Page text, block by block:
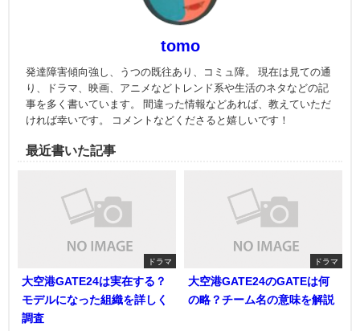
tomo
発達障害傾向強し、うつの既往あり、コミュ障。 現在は見ての通
り、ドラマ、映画、アニメなどトレンド系や生活のネタなどの記
事を多く書いています。 間違った情報などあれば、教えていただ
ければ幸いです。 コメントなどくださると嬉しいです！
最近書いた記事
ドラマ
大空港GATE24は実在する？
モデルになった組織を詳しく
調査
ドラマ
大空港GATE24のGATEは何
の略？チーム名の意味を解説